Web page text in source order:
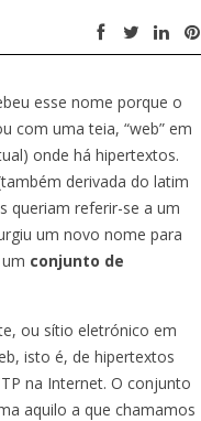
esse nome porque o
com uma teia, “web” em
onde há hipertextos.
derivada do latim
queriam referir-se a um
um novo nome para
conjunto de
ou sítio eletrónico em
isto é, de hipertextos
na Internet. O conjunto
aquilo a que chamamos